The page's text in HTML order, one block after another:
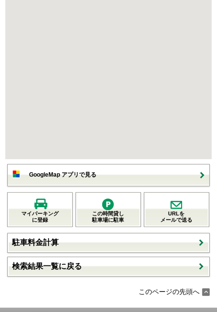
GoogleMap アプリで見る
マイパーキング
に登録
この時間貸し
駐車場に駐車
URLを
メールで送る
駐車料金計算
検索結果一覧に戻る
このページの先頭へ